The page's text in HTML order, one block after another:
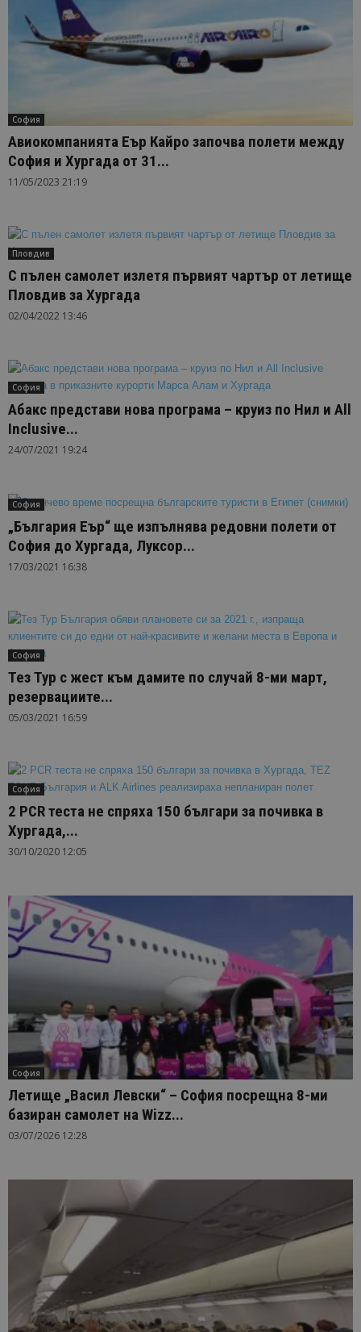
София
Авиокомпанията Еър Кайро започва полети между
София и Хургада от 31...
11/05/2023 21:19
Пловдив
С пълен самолет излетя първият чартър от летище
Пловдив за Хургада
02/04/2022 13:46
София
Абакс представи нова програма – круиз по Нил и All
Inclusive...
24/07/2021 19:24
София
„България Еър“ ще изпълнява редовни полети от
София до Хургада, Луксор...
17/03/2021 16:38
София
Тез Тур с жест към дамите по случай 8-ми март,
резервациите...
05/03/2021 16:59
София
2 PCR теста не спряха 150 българи за почивка в
Хургада,...
30/10/2020 12:05
София
Летище „Васил Левски“ – София посрещна 8-ми
базиран самолет на Wizz...
03/07/2026 12:28